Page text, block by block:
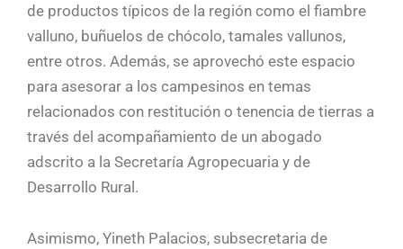
de productos típicos de la región como el fiambre
valluno, buñuelos de chócolo, tamales vallunos,
entre otros. Además, se aprovechó este espacio
para asesorar a los campesinos en temas
relacionados con restitución o tenencia de tierras a
través del acompañamiento de un abogado
adscrito a la Secretaría Agropecuaria y de
Desarrollo Rural.
Asimismo, Yineth Palacios, subsecretaria de